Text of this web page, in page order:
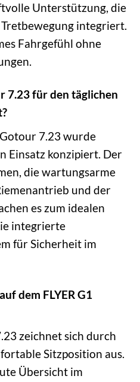
Unterstützung, die
integriert.
Fahrgefühl ohne
7.23 für den täglichen
7.23 wurde
Einsatz konzipiert. Der
die wartungsarme
und der
es zum idealen
integrierte
für Sicherheit im
dem FLYER G1
zeichnet sich durch
Sitzposition aus.
Übersicht im